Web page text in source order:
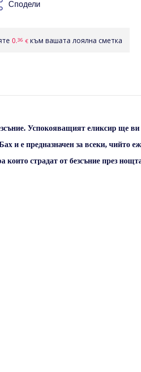
Сподели
0.36 € към вашата лоялна сметка
Успокояващият еликсир ще ви
и е предназначен за всеки, чийто
страдат от безсъние през